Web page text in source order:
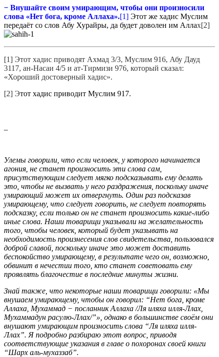
− Внушайте своим умирающим, чтобы они произносили
слова «Нет бога, кроме Аллаха».[1] Этот же хадис Муслим
передаёт со слов Абу Хурайры, да будет доволен им Аллах[2]
[1] Этот хадис приводят Ахмад 3/3, Муслим 916, Абу Дауд
3117, ан-Насаи 4/5 и ат-Тирмизи 976, который сказал:
«Хороший достоверный хадис».
[2] Этот хадис приводит Муслим 917.
Улемы говорили, что если человек, у которого начинается
агония, не станет произносить эти слова сам,
присутствующим следует мягко подсказывать ему делать
это, чтобы не вызвать у него раздражения, поскольку иначе
умирающий может их отвергнуть. Один раз подсказав
умирающему, что следует говорить, не следует повторять
подсказку, если только он не станет произносить какие-либо
иные слова. Наши товарищи указывали на желательность
того, чтобы человек, который будет указывать на
необходимость произнесения слов свидетельства, пользовался
доброй славой, поскольку иначе это может доставить
беспокойство умирающему, в результате чего он, возможно,
обвинит в нечестии того, кто станет советовать ему
проявлять благочестие в последние минуты жизни.
Знай также, что некоторые наши товарищи говорили: «Мы
внушаем умирающему, чтобы он говорил: “Нет бога, кроме
Аллаха, Мухаммад − посланник Аллаха /Ля иляха илля-Ллах,
Мухаммадун расулю-Ллах/”», однако в большинстве своём они
внушают умирающим произносить слова “Ля иляха илля-
Ллах”. Я подробно разбираю этот вопрос, приводя
соответствующие указания в главе о похоронах своей книги
“Шарх аль-мухаззаб”.